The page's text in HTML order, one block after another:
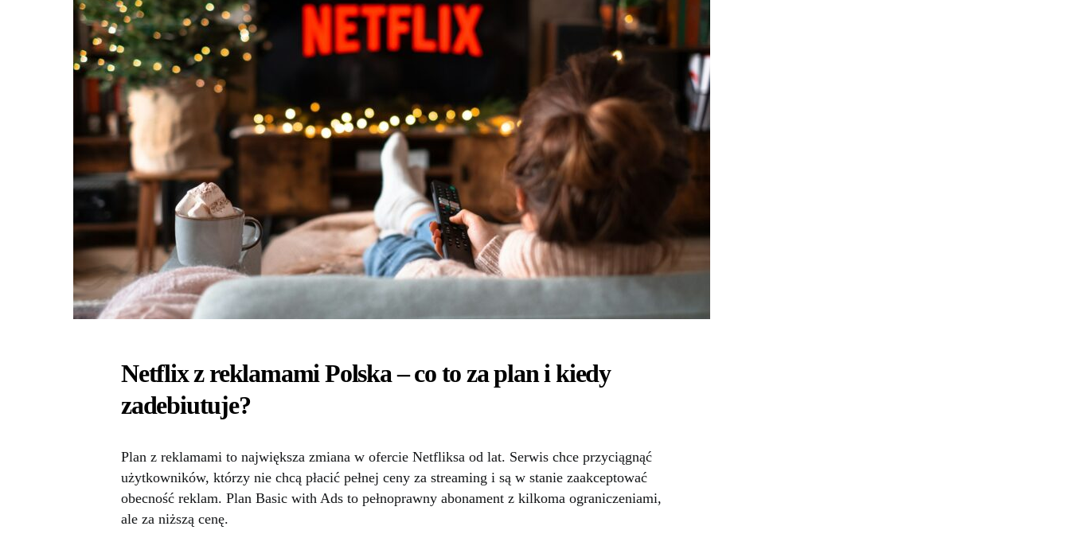
Netflix z reklamami Polska – co to za plan i kiedy
zadebiutuje?
Plan z reklamami to największa zmiana w ofercie Netfliksa od lat. Serwis chce przyciągnąć
użytkowników, którzy nie chcą płacić pełnej ceny za streaming i są w stanie zaakceptować
obecność reklam. Plan Basic with Ads to pełnoprawny abonament z kilkoma ograniczeniami,
ale za niższą cenę.